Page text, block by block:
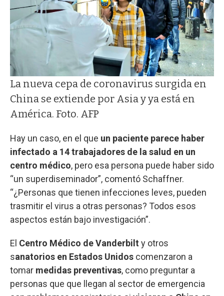
La nueva cepa de coronavirus surgida en
China se extiende por Asia y ya está en
América. Foto. AFP
Hay un caso, en el que un paciente parece haber
infectado a 14 trabajadores de la salud en un
centro médico, pero esa persona puede haber sido
“un superdiseminador”, comentó Schaffner.
“¿Personas que tienen infecciones leves, pueden
trasmitir el virus a otras personas? Todos esos
aspectos están bajo investigación”.
El Centro Médico de Vanderbilt y otros
sanatorios en Estados Unidos comenzaron a
tomar medidas preventivas, como preguntar a
personas que que llegan al sector de emergencia